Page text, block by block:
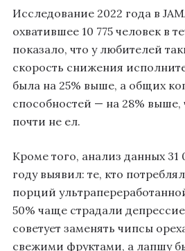
Исследование 2022 года в
охватившее 10 775 человек в
показало, что у любителей
скорость снижения
была на 25% выше, а общих
способностей — на 28% выше,
почти не ел.
Кроме того, анализ данных
году выявил: те, кто
порций
50% чаще страдали
советует заменять чипсы
свежими фруктами, а лапшу